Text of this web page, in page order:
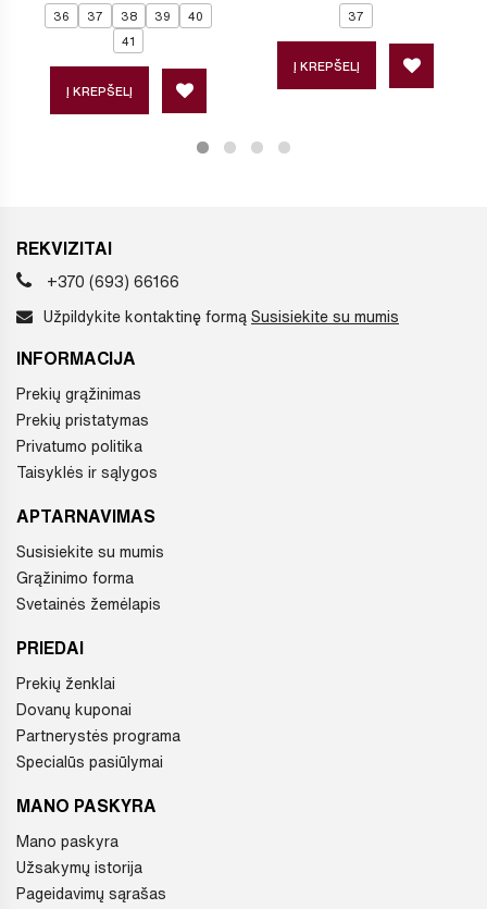
36 37 38 39 40
41
Į KREPŠELĮ
37
Į KREPŠELĮ
REKVIZITAI
+370 (693) 66166
Užpildykite kontaktinę formą Susisiekite su mumis
INFORMACIJA
Prekių grąžinimas
Prekių pristatymas
Privatumo politika
Taisyklės ir sąlygos
APTARNAVIMAS
Susisiekite su mumis
Grąžinimo forma
Svetainės žemėlapis
PRIEDAI
Prekių ženklai
Dovanų kuponai
Partnerystės programa
Specialūs pasiūlymai
MANO PASKYRA
Mano paskyra
Užsakymų istorija
Pageidavimų sąrašas